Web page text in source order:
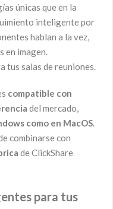
únicas que en la
inteligente por
hablan a la vez,
en imagen.
tus salas de reuniones.
compatible con
del mercado,
como en MacOS.
combinarse con
de ClickShare
para tus